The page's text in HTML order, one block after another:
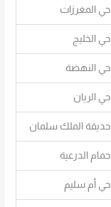
حي المغرزات
حي الخليج
حي النهضة
حي الريان
حديقة الملك سلمان
حمام الدرعية
حي أم سليم